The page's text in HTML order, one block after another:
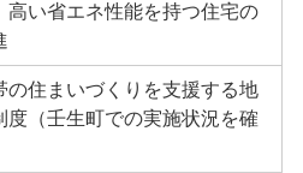
高い省エネ性能を持つ住宅の
の住まいづくりを支援する地
度（壬生町での実施状況を確